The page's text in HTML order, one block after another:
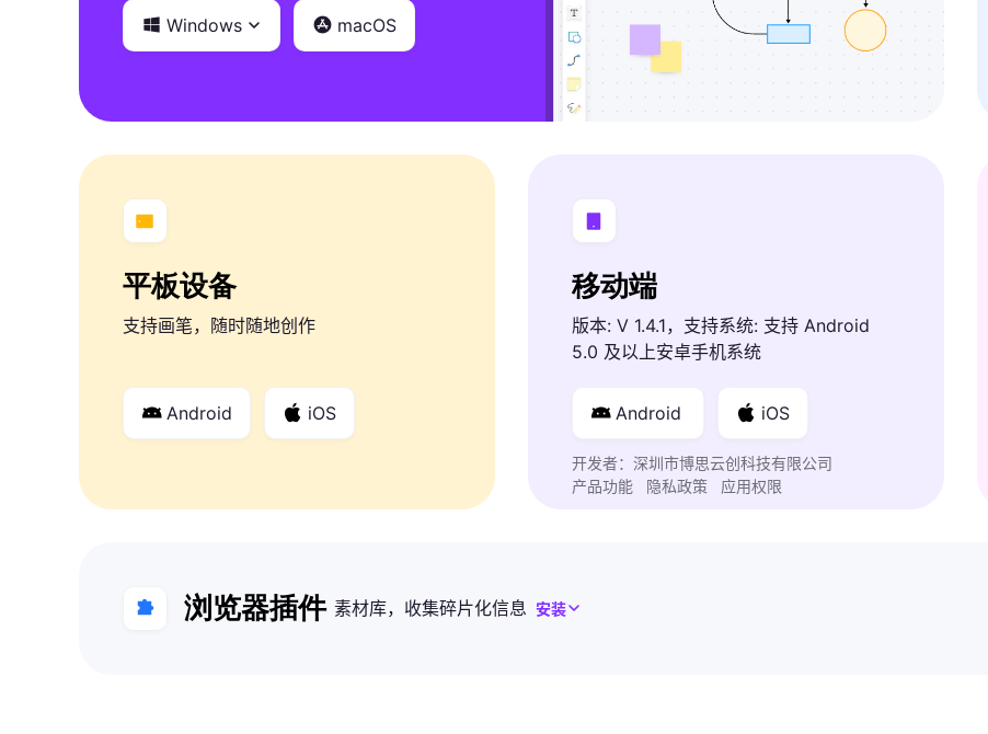
Windows macOS
平板设备
支持画笔，随时随地创作
Android iOS
移动端
版本: V 1.4.1，支持系统: 支持 Android
5.0 及以上安卓手机系统
开发者：深圳市博思云创科技有限公司
产品功能
隐私政策 应用权限
Android iOS
浏览器插件 素材库，收集碎片化信息 安装